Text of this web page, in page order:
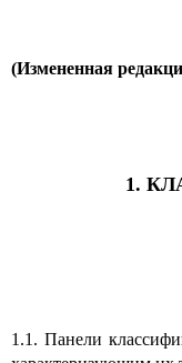
(Измененная
1.
1.1. Панели